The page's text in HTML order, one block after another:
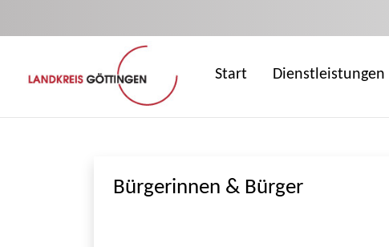
Start Dienstleistungen
Bürgerinnen & Bürger